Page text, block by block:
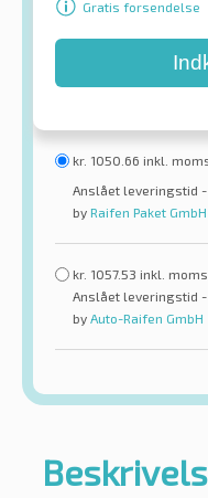
Gratis forsendelse
kr. 1050.66 inkl.
Anslået leveringstid -
by Raifen Paket GmbH
kr. 1057.53 inkl. moms
Anslået leveringstid -
by Auto-Raifen GmbH